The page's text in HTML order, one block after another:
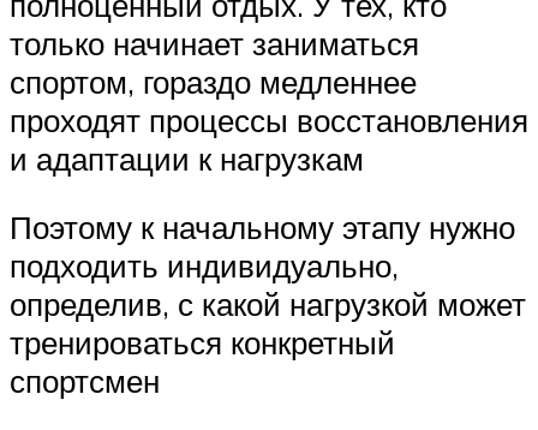
только начинает заниматься
спортом, гораздо медленнее
проходят процессы восстановления
и адаптации к нагрузкам
Поэтому к начальному этапу нужно
подходить индивидуально,
определив, с какой нагрузкой может
тренироваться конкретный
спортсмен